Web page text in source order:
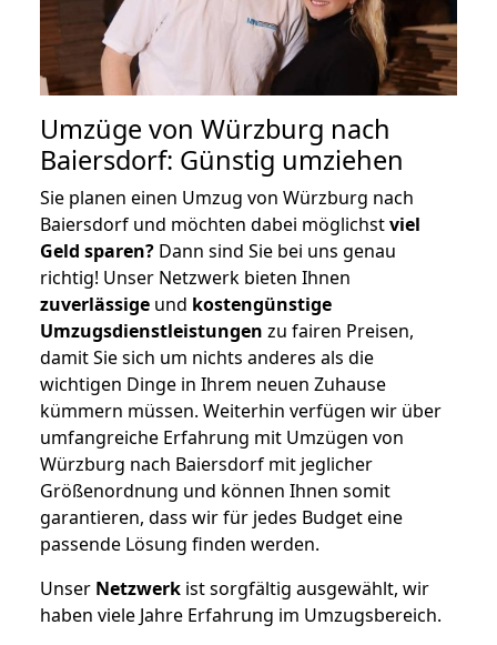
Umzüge von Würzburg nach
Baiersdorf: Günstig umziehen
Sie planen einen Umzug von Würzburg nach
Baiersdorf und möchten dabei möglichstviel
Geld sparen? Dann sind Sie bei uns genau
richtig! Unser Netzwerk bieten Ihnen
zuverlässige und kostengünstige
Umzugsdienstleistungen zu fairen Preisen,
damit Sie sich um nichts anderes als die
wichtigen Dinge in Ihrem neuen Zuhause
kümmern müssen. Weiterhin verfügen wir über
umfangreiche Erfahrung mit Umzügen von
Würzburg nach Baiersdorf mit jeglicher
Größenordnung und können Ihnen somit
garantieren, dass wir für jedes Budget eine
passende Lösung finden werden.
Unser Netzwerk ist sorgfältig ausgewählt, wir
haben viele Jahre Erfahrung im Umzugsbereich.